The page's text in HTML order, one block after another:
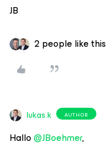
JB
2 people like this
lukas.k AUTHOR
Hallo@JBoehmer,